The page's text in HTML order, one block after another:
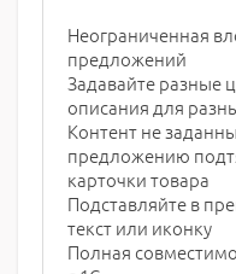
Неограниченная
предложений
Задавайте разные
описания для
Контент не
предложению
карточки товара
Подставляйте в
текст или иконку
Полная